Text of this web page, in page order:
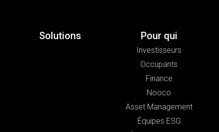
Solutions Pour qui
Investisseurs
Occupants
Finance
Nooco
Asset Management
Équipes ESG